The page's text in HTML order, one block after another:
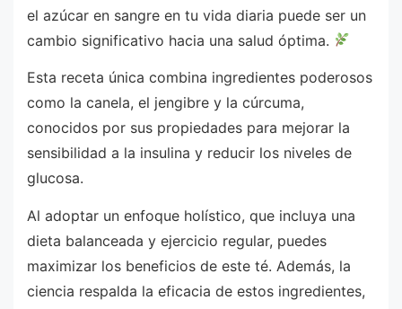
el azúcar en sangre en tu vida diaria puede ser un
cambio significativo hacia una salud óptima.
Esta receta única combina ingredientes poderosos
como la canela, el jengibre y la cúrcuma,
conocidos por sus propiedades para mejorar la
sensibilidad a la insulina y reducir los niveles de
glucosa.
Al adoptar un enfoque holístico, que incluya una
dieta balanceada y ejercicio regular, puedes
maximizar los beneficios de este té. Además, la
ciencia respalda la eficacia de estos ingredientes,